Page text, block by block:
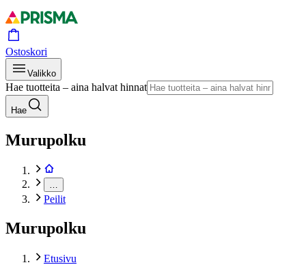
Ostoskori
Valikko
Hae tuotteita – aina halvat hinnat
Hae
Murupolku
Peilit
Murupolku
Etusivu